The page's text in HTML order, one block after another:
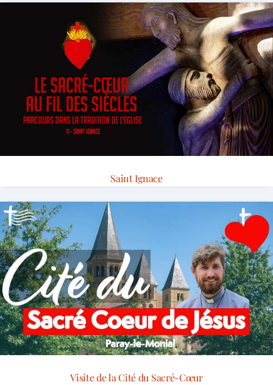
Saint Ignace
Visite de la Cité du Sacré-Cœur